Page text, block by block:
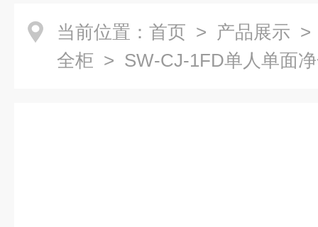
当前位置： 首页 > 产品展示
全柜 > SW-CJ-1FD单人单面